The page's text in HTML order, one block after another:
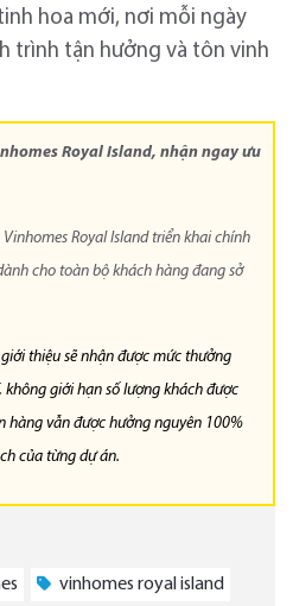
hoa mới, nơi mỗi ngày
trình tận hưởng và tôn vinh
Royal Island, nhận ngay ưu
Royal Island triển khai chính
cho toàn bộ khách hàng đang sở
thiệu sẽ nhận được mức thưởng
không giới hạn số lượng khách được
hàng vẫn được hưởng nguyên 100%
của từng dự án.
vinhomes royal island